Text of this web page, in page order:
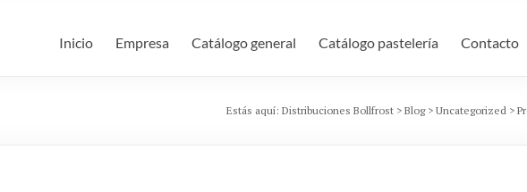
Inicio Empresa Catálogo general Catálogo pastelería Contacto
Estás aquí: Distribuciones Bollfrost > Blog> Uncategorized >